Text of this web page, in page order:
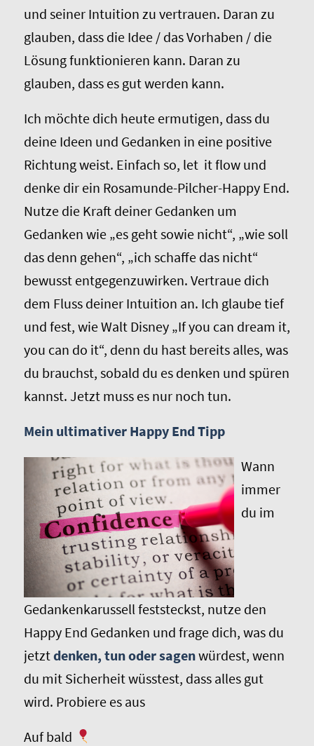
und seiner Intuition zu vertrauen. Daran zu
glauben, dass die Idee / das Vorhaben / die
Lösung funktionieren kann. Daran zu
glauben, dass es gut werden kann.
Ich möchte dich heute ermutigen, dass du
deine Ideen und Gedanken in eine positive
Richtung weist. Einfach so, let it flow und
denke dir ein Rosamunde-Pilcher-Happy End.
Nutze die Kraft deiner Gedanken um
Gedanken wie „es geht sowie nicht“, „wie soll
das denn gehen“, „ich schaffe das nicht“
bewusst entgegenzuwirken. Vertraue dich
dem Fluss deiner Intuition an. Ich glaube tief
und fest, wie Walt Disney „If you can dream it,
you can do it“, denn du hast bereits alles, was
du brauchst, sobald du es denken und spüren
kannst. Jetzt muss es nur noch tun.
Mein ultimativer Happy End Tipp
Wann
immer
du im
Gedankenkarussell feststeckst, nutze den
Happy End Gedanken und frage dich, was du
jetztdenken, tun oder sagenwürdest, wenn
du mit Sicherheit wüsstest, dass alles gut
wird. Probiere es aus
Auf bald